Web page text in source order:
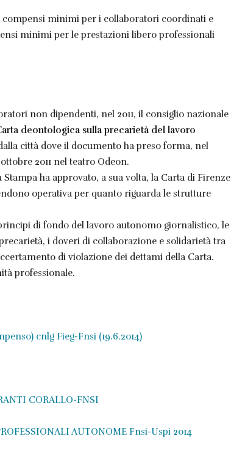
compensi minimi per i collaboratori coordinati e
minimi per le prestazioni libero professionali
non dipendenti, nel 2011, il consiglio nazionale
deontologica sulla precarietà del lavoro
città dove il documento ha preso forma, nel
2011 nel teatro Odeon.
ha approvato, a sua volta, la Carta di Firenze
operativa per quanto riguarda le strutture
di fondo del lavoro autonomo giornalistico, le
i doveri di collaborazione e solidarietà tra
di violazione dei dettami della Carta.
professionale.
cnlg Fieg-Fnsi (19.6.2014)
CORALLO-FNSI
AUTONOME Fnsi-Uspi 2014